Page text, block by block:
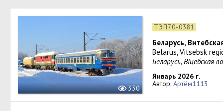
330
ТЭП70-0381
Беларусь,
Belarus, Vitsebsk
Беларусь, Віцебская
Январь 2026 г.
Автор: Артём1113